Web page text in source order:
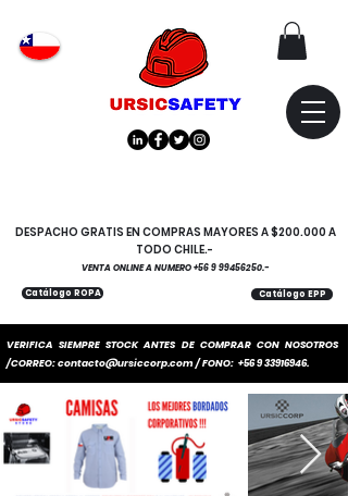
VERIFICA SIEMPRE STOCK ANTES DE COMPRAR CON NOSOTROS
/CORREO:contacto@ursiccorp.com/ FONO: +56 9 33916946.
Catálogo EPP
Catálogo ROPA
DESPACHO GRATIS EN COMPRAS MAYORES A $200.000 A
TODO CHILE.-
VENTA ONLINE A NUMERO+56 9 99456250.-